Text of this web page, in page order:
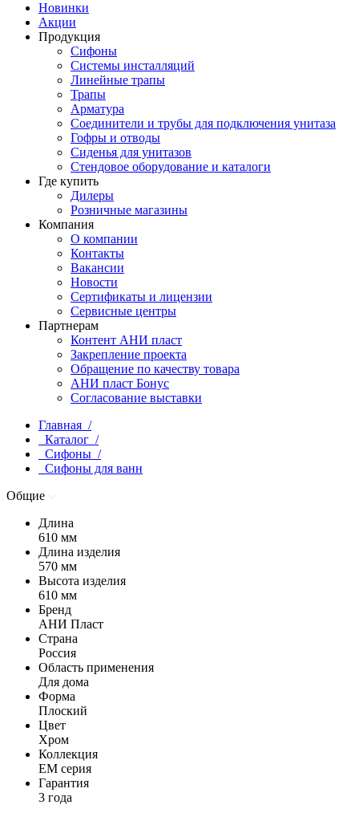
Новинки
Акции
Продукция
Сифоны
Системы инсталляций
Линейные трапы
Трапы
Арматура
Соединители и трубы для подключения унитаза
Гофры и отводы
Сиденья для унитазов
Стендовое оборудование и каталоги
Где купить
Дилеры
Розничные магазины
Компания
О компании
Контакты
Вакансии
Новости
Сертификаты и лицензии
Сервисные центры
Партнерам
Контент АНИ пласт
Закрепление проекта
Обращение по качеству товара
АНИ пласт Бонус
Согласование выставки
Главная /
Каталог /
Сифоны /
Сифоны для ванн
Общие
Длина
610 мм
Длина изделия
570 мм
Высота изделия
610 мм
Бренд
АНИ Пласт
Страна
Россия
Область применения
Для дома
Форма
Плоский
Цвет
Хром
Коллекция
EM серия
Гарантия
3 года